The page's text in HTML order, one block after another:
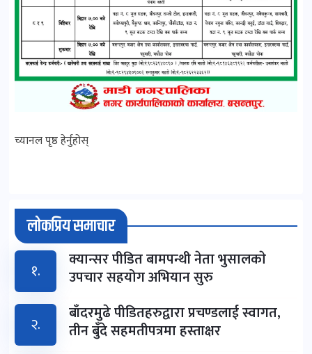
च्यानल पृष्ठ हेर्नुहोस्
लोकप्रिय समाचार
१. क्यान्सर पीडित बामपन्थी नेता भुसालकाे
उपचार सहयोग अभियान सुरु
२.
बाँदरमुढे पीडितहरुद्वारा प्रचण्डलाई स्वागत,
तीन बुँदे सहमतीपत्रमा हस्ताक्षर